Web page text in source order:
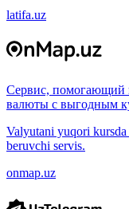
latifa.uz
Сервис, помогающий
валюты с выгодным
Valyutani yuqori
beruvchi servis.
onmap.uz